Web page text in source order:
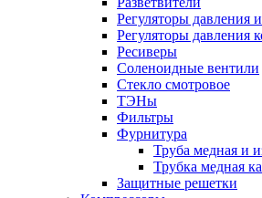
Регуляторы давления
Регуляторы давления
Ресиверы
Соленоидные вентили
Стекло смотровое
ТЭНы
Фильтры
Фурнитура
Труба медная и
Трубка медная
Защитные решетки